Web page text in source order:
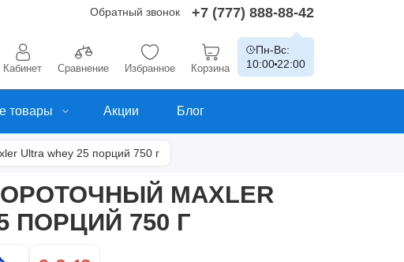
Обратный звонок +7 (777) 888-88-42
Кабинет Сравнение Избранное Корзина
Пн-Вс:
10:00 22:00
товары Акции Блог
Ultra whey 25 порций 750 г
MAXLER
ПОРЦИЙ 750 Г